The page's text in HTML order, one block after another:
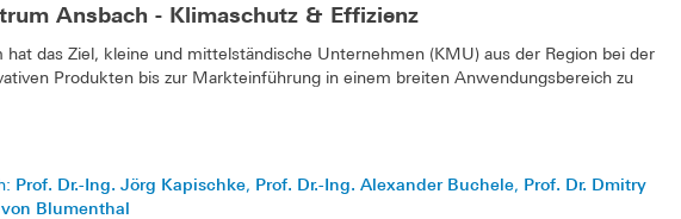
Ansbach - Klimaschutz & Effizienz
hat das Ziel, kleine und mittelständische Unternehmen (KMU) aus der Region bei der
Produkten bis zur Markteinführung in einem breiten Anwendungsbereich zu
Prof. Dr.-Ing. Jörg Kapischke, Prof. Dr.-Ing. Alexander Buchele, Prof. Dr. Dmitry
Blumenthal